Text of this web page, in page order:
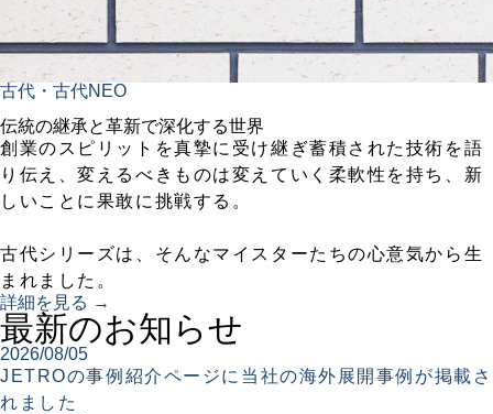
古代・古代NEO
伝統の継承と革新で深化する世界
創業のスピリットを真摯に受け継ぎ蓄積された技術を語
り伝え、変えるべきものは変えていく柔軟性を持ち、新
しいことに果敢に挑戦する。
古代シリーズは、そんなマイスターたちの心意気から生
まれました。
詳細を見る →
最新のお知らせ
2026/08/05
JETROの事例紹介ページに当社の海外展開事例が掲載さ
れました